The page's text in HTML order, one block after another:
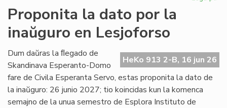
Proponita la dato por la
inaŭguro en Lesjoforso
HeKo 913 2-B, 16 jun 26
Dum daŭras la ﬂegado de
Skandinava Esperanto-Domo
fare de Civila Esperanta Servo, estas proponita la dato de
la inaŭguro: 26 junio 2027; tio koincidas kun la komenca
semajno de la unua semestro de Esplora Instituto de